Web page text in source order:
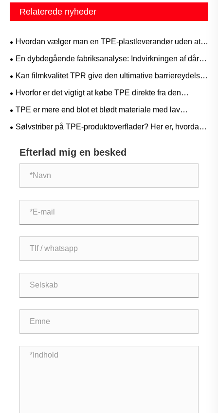
Relaterede nyheder
​Hvordan vælger man en TPE-plastleverandør uden at
løbe ind i faldgruber?
En dybdegående fabriksanalyse: Indvirkningen af ​​dårlig
vedhæftning af TPE-materialer på færdige produkter
Kan filmkvalitet TPR give den ultimative barriereydelse
og elastiske genopretning, der er nødvendig for
Hvorfor er det vigtigt at købe TPE direkte fra den
originale producent? En Supply Chain-fordel, du ikke har
TPE er mere end blot et blødt materiale med lav
temperatur – applikationer, hvor det virkelig skinner ved
Sølvstriber på TPE-produktoverflader? Her er, hvordan
Efterlad mig en besked